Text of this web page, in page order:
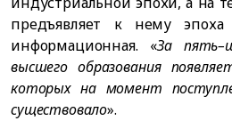
предъявляет к нему эпоха
информационная. «За
высшего образования
которых на момент
существовало».